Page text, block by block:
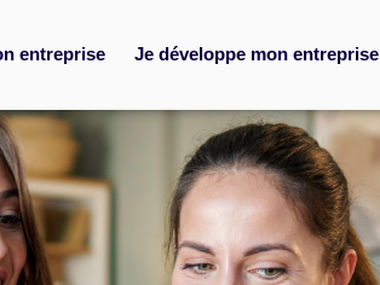
entreprise Je développe mon entreprise